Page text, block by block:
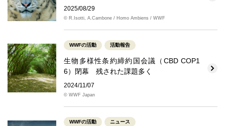
2025/08/29
© R.Isotti, A.Cambone / Homo Ambiens / WWF
WWFの活動 活動報告
生物多様性条約締約国会議（CBD COP1
6）閉幕 残された課題多く
2024/11/07
© WWF Japan
WWFの活動 ニュース